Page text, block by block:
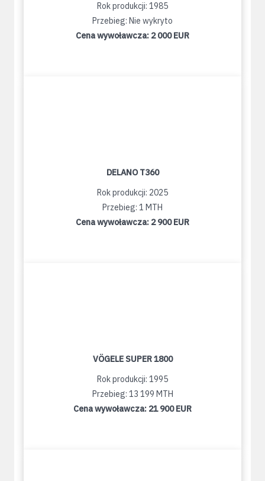
Rok produkcji: 1985
Przebieg: Nie wykryto
Cena wywoławcza: 2 000 EUR
DELANO T360
Rok produkcji: 2025
Przebieg: 1 MTH
Cena wywoławcza: 2 900 EUR
VÖGELE SUPER 1800
Rok produkcji: 1995
Przebieg: 13 199 MTH
Cena wywoławcza: 21 900 EUR